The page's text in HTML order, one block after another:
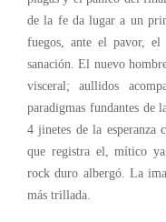
de la fe da lugar a un
fuegos, ante el pavor,
sanación. El nuevo
visceral; aullidos
paradigmas fundantes de
4 jinetes de la esperanza
que registra el, mítico
rock duro albergó. La
más trillada.